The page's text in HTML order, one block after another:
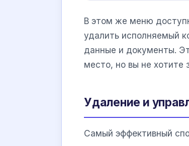
В этом же меню
удалить исполняемый
данные и документы.
место, но вы не хотите
Удаление и
Самый эффективный